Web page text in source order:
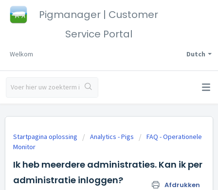
Pigmanager | Customer
Service Portal
Dutch
Welkom
Startpagina oplossing Analytics - Pigs
FAQ - Operationele
Monitor
Ik heb meerdere administraties. Kan ik per
administratie inloggen?
Afdrukken